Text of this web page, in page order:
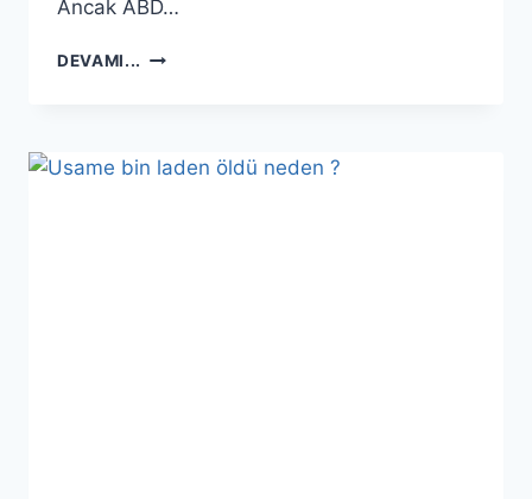
Ancak ABD…
DEVAMI... USAME
ÖLDÜRÜLDÜ
MÜ